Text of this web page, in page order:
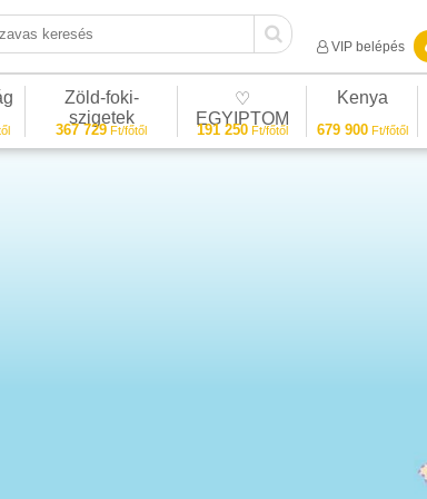
keresés
VIP belépés
Zöld-foki-
szigetek
367 729 Ft/főtől
♡
EGYIPTOM
191 250Ft/főtől
Kenya
679 900Ft/főtől